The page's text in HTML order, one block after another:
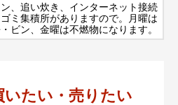
、追い炊き、インターネット接続
ミ集積所がありますので。月曜は
ビン、金曜は不燃物になります。
いたい・売りたい